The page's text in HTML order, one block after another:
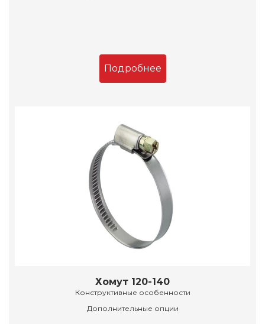
Подробнее
Хомут 120-140
Конструктивные особенности
Дополнительные опции